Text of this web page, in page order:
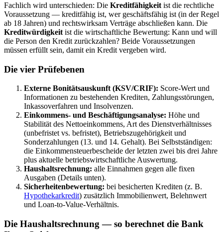
Fachlich wird unterschieden: Die Kreditfähigkeit ist die rechtliche
Voraussetzung — kreditfähig ist, wer geschäftsfähig ist (in der Regel
ab 18 Jahren) und rechtswirksam Verträge abschließen kann. Die
Kreditwürdigkeit ist die wirtschaftliche Bewertung: Kann und will
die Person den Kredit zurückzahlen? Beide Voraussetzungen
müssen erfüllt sein, damit ein Kredit vergeben wird.
Die vier Prüfebenen
Externe Bonitätsauskunft (KSV/CRIF): Score-Wert und
Informationen zu bestehenden Krediten, Zahlungsstörungen,
Inkassoverfahren und Insolvenzen.
Einkommens- und Beschäftigungsanalyse: Höhe und
Stabilität des Nettoeinkommens, Art des Dienstverhältnisses
(unbefristet vs. befristet), Betriebszugehörigkeit und
Sonderzahlungen (13. und 14. Gehalt). Bei Selbstständigen:
die Einkommensteuerbescheide der letzten zwei bis drei Jahre
plus aktuelle betriebswirtschaftliche Auswertung.
Haushaltsrechnung: alle Einnahmen gegen alle fixen
Ausgaben (Details unten).
Sicherheitenbewertung: bei besicherten Krediten (z. B.
Hypothekarkredit) zusätzlich Immobilienwert, Belehnwert
und Loan-to-Value-Verhältnis.
Die Haushaltsrechnung — so berechnet die Bank